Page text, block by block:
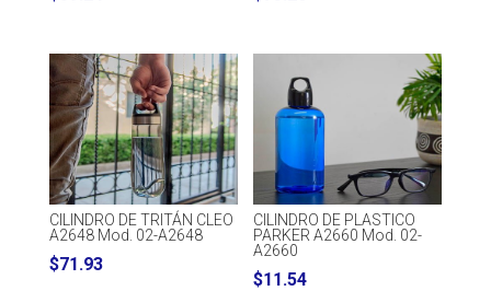
CILINDRO DE TRITÁN CLEO
A2648 Mod. 02-A2648
$71.93
CILINDRO DE PLASTICO
PARKER A2660 Mod. 02-
A2660
$11.54